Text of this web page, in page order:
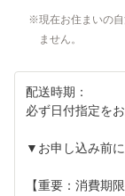
現在お住まいの
ません。
配送時期：
必ず日付指定を
▼お申し込み前
【重要：消費期